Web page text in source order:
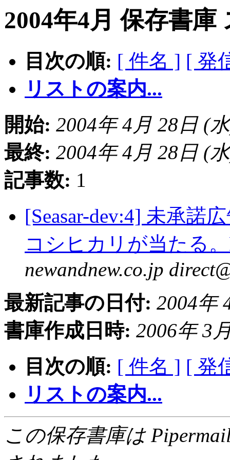
2004年4月 保存書庫
目次の順: [ 件名 ] [ 発
リストの案内...
開始: 2004年 4月 28日 (
最終: 2004年 4月 28日 (
記事数: 1
[Seasar-dev:4] 未承諾
コシヒカリが当たる
newandnew.co.jp
最新記事の日付: 2004年
書庫作成日時: 2006年 3
目次の順: [ 件名 ] [ 発
リストの案内...
この保存書庫は